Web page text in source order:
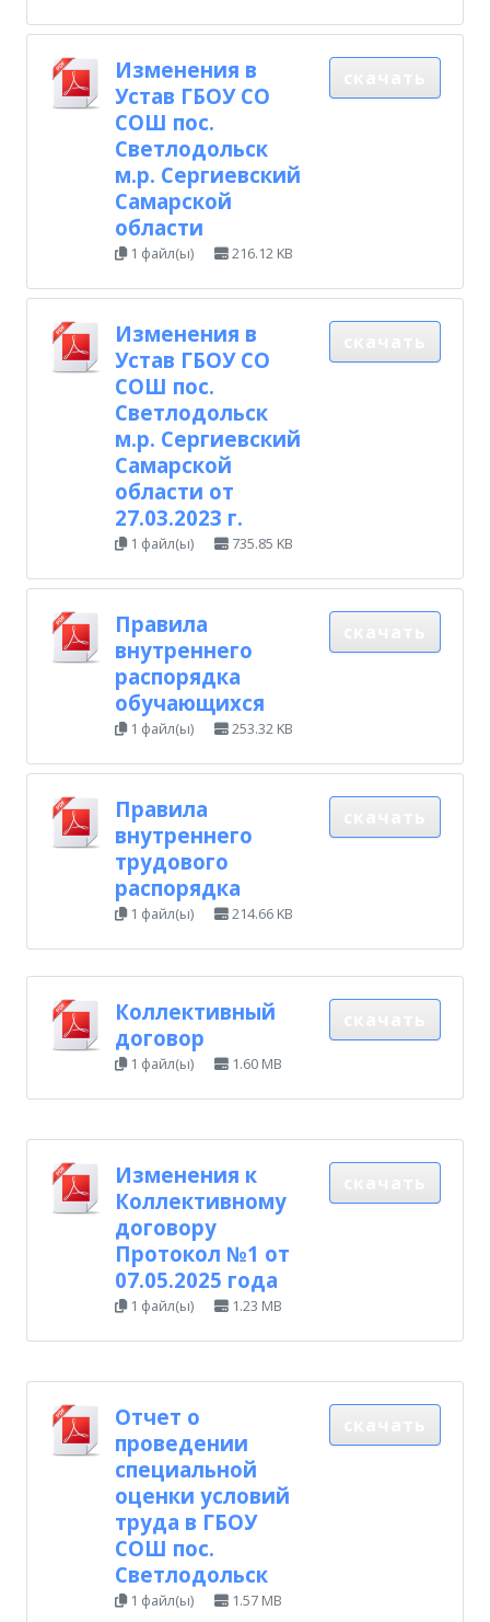
Изменения в
Устав ГБОУ СО
СОШ пос.
Светлодольск
м.р. Сергиевский
Самарской
области
1 файл(ы) 216.12 KB
Изменения в
Устав ГБОУ СО
СОШ пос.
Светлодольск
м.р. Сергиевский
Самарской
области от
27.03.2023 г.
1 файл(ы) 735.85 KB
Правила
внутреннего
распорядка
обучающихся
1 файл(ы) 253.32 KB
Правила
внутреннего
трудового
распорядка
1 файл(ы) 214.66 KB
Коллективный
договор
1 файл(ы) 1.60 MB
Изменения к
Коллективному
договору
Протокол №1 от
07.05.2025 года
1 файл(ы) 1.23 MB
Отчет о
проведении
специальной
оценки условий
труда в ГБОУ
СОШ пос.
Светлодольск
1 файл(ы) 1.57 MB